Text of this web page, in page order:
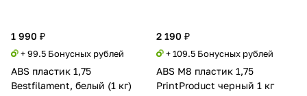
1 990 ₽
+ 99.5 Бонусных рублей
ABS пластик 1,75
Bestfilament, белый (1 кг)
2 190 ₽
+ 109.5 Бонусных рублей
ABS M8 пластик 1,75
PrintProduct черный 1 кг